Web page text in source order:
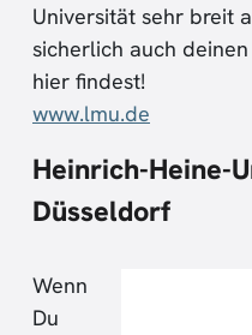
Universität sehr breit
sicherlich auch
hier findest!
www.lmu.de
Heinrich-Heine-
Düsseldorf
Wenn
Du